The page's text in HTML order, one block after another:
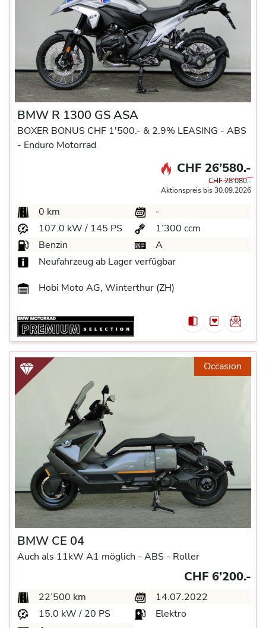
BMW R 1300 GS ASA
BOXER BONUS CHF 1'500.- & 2.9% LEASING - ABS
- Enduro Motorrad
CHF 26’580.-
CHF 28’080.-
Aktionspreis bis 30.09.2026
0 km
-
107.0 kW / 145 PS
1’300 ccm
Benzin
A
Neufahrzeug ab Lager verfügbar
Hobi Moto AG, Winterthur (ZH)
Occasion
BMW CE 04
Auch als 11kW A1 möglich - ABS - Roller
CHF 6’200.-
22’500 km
14.07.2022
15.0 kW / 20 PS
Elektro